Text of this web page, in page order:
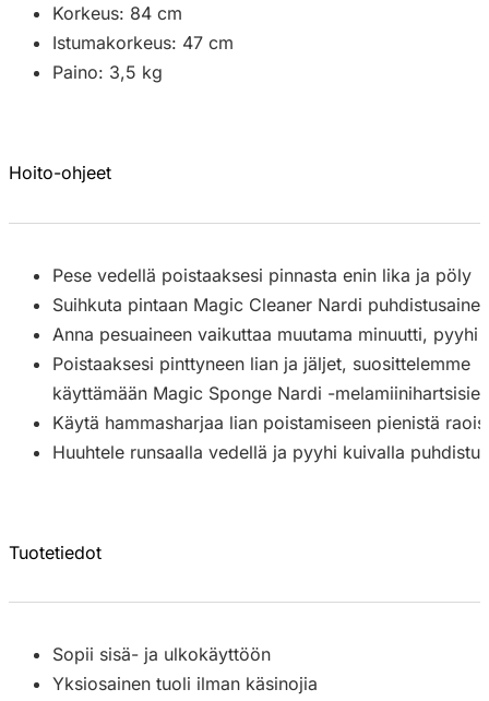
Korkeus: 84 cm
Istumakorkeus: 47 cm
Paino: 3,5 kg
Hoito-ohjeet
Pese vedellä poistaaksesi pinnasta enin lika ja pöly
Suihkuta pintaan Magic Cleaner Nardi
Anna pesuaineen vaikuttaa muutama minuutti,
Poistaaksesi pinttyneen lian ja jäljet, suosittelemme
käyttämään Magic Sponge Nardi -
Käytä hammasharjaa lian poistamiseen pienistä
Huuhtele runsaalla vedellä ja pyyhi kuivalla
Tuotetiedot
Sopii sisä- ja ulkokäyttöön
Yksiosainen tuoli ilman käsinojia